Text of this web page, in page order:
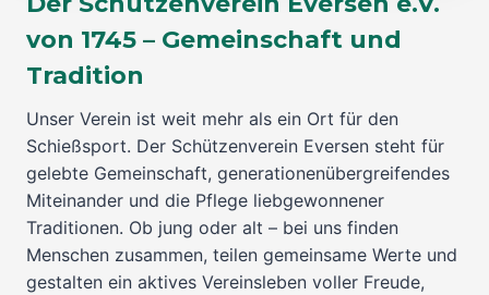
von 1745 – Gemeinschaft und
Tradition
Unser Verein ist weit mehr als ein Ort für den
Schießsport. Der Schützenverein Eversen steht für
gelebte Gemeinschaft, generationenübergreifendes
Miteinander und die Pflege liebgewonnener
Traditionen. Ob jung oder alt – bei uns finden
Menschen zusammen, teilen gemeinsame Werte und
gestalten ein aktives Vereinsleben voller Freude,